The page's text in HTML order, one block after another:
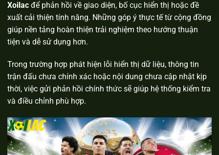
Xoilac để phản hồi về giao diện, bố cục hiển thị hoặc đề
xuất cải thiện tính năng. Những góp ý thực tế từ cộng đồng
giúp nền tảng hoàn thiện trải nghiệm theo hướng thuận
tiện và dễ sử dụng hơn.
Trong trường hợp phát hiện lỗi hiển thị dữ liệu, thông tin
trận đấu chưa chính xác hoặc nội dung chưa cập nhật kịp
thời, việc gửi phản hồi chính thức sẽ giúp hệ thống kiểm tra
và điều chỉnh phù hợp.